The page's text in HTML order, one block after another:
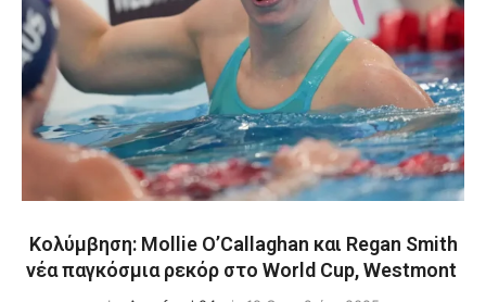
Κολύμβηση: Mollie O’Callaghan και Regan Smith
νέα παγκόσμια ρεκόρ στο World Cup, Westmont